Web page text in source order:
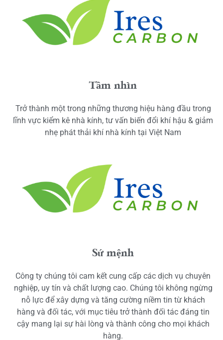
Tầm nhìn
Trở thành một trong những thương hiệu hàng đầu trong
lĩnh vực kiểm kê nhà kính, tư vấn biến đổi khí hậu & giảm
nhẹ phát thải khí nhà kính tại Việt Nam
Sứ mệnh
Công ty chúng tôi cam kết cung cấp các dịch vụ chuyên
nghiệp, uy tín và chất lượng cao. Chúng tôi không ngừng
nỗ lực để xây dựng và tăng cường niềm tin từ khách
hàng và đối tác, với mục tiêu trở thành đối tác đáng tin
cậy mang lại sự hài lòng và thành công cho mọi khách
hàng.